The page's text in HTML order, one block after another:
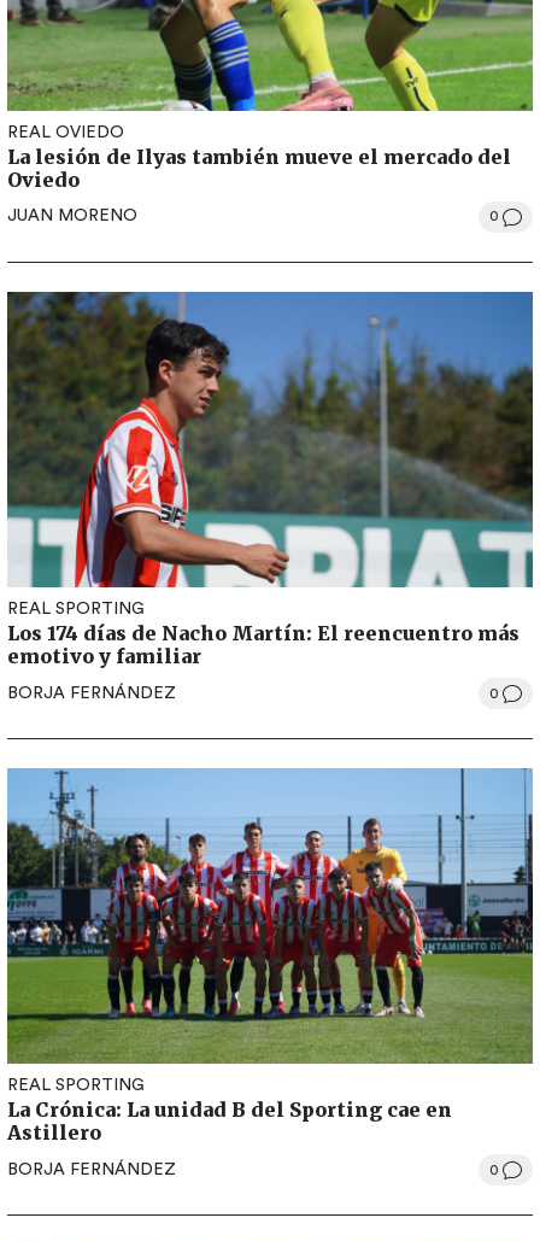
REAL OVIEDO
La lesión de Ilyas también mueve el mercado del
Oviedo
JUAN MORENO 0
REAL SPORTING
Los 174 días de Nacho Martín: El reencuentro más
emotivo y familiar
BORJA FERNÁNDEZ 0
REAL SPORTING
La Crónica: La unidad B del Sporting cae en
Astillero
BORJA FERNÁNDEZ 0